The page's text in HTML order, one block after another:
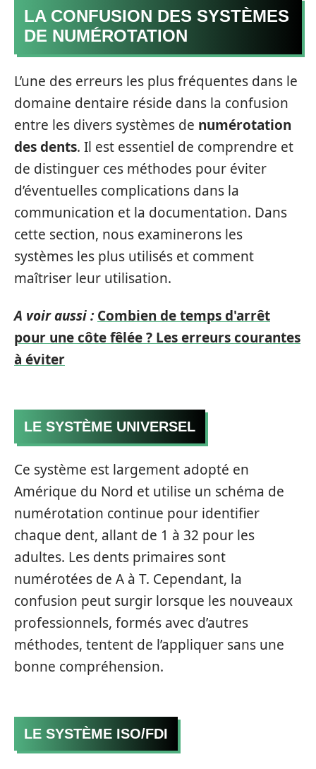
LA CONFUSION DES SYSTÈMES
DE NUMÉROTATION
L’une des erreurs les plus fréquentes dans le
domaine dentaire réside dans la confusion
entre les divers systèmes de numérotation
des dents. Il est essentiel de comprendre et
de distinguer ces méthodes pour éviter
d’éventuelles complications dans la
communication et la documentation. Dans
cette section, nous examinerons les
systèmes les plus utilisés et comment
maîtriser leur utilisation.
A voir aussi : Combien de temps d'arrêt
pour une côte fêlée ? Les erreurs courantes
à éviter
LE SYSTÈME UNIVERSEL
Ce système est largement adopté en
Amérique du Nord et utilise un schéma de
numérotation continue pour identifier
chaque dent, allant de 1 à 32 pour les
adultes. Les dents primaires sont
numérotées de A à T. Cependant, la
confusion peut surgir lorsque les nouveaux
professionnels, formés avec d’autres
méthodes, tentent de l’appliquer sans une
bonne compréhension.
LE SYSTÈME ISO/FDI